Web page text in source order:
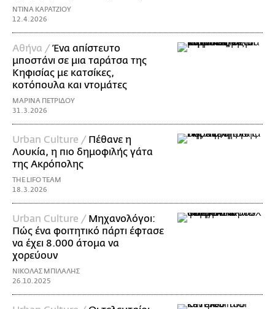
ΝΤΙΝΑ ΚΑΡΑΤΖΙΟΥ
12.4.2026
Αθήνα /Ένα απίστευτο
μποστάνι σε μια ταράτσα της
Κηφισίας με κατσίκες,
κοτόπουλα και ντομάτες
ΜΑΡΙΝΑ ΠΕΤΡΙΔΟΥ
31.3.2026
Urban Culture / Πέθανε η
Λουκία, η πιο δημοφιλής γάτα
της Ακρόπολης
THE LIFO TEAM
18.3.2026
Urban Culture / Μηχανολόγοι:
Πώς ένα φοιτητικό πάρτι έφτασε
να έχει 8.000 άτομα να
χορεύουν
ΝΙΚΟΛΑΣ ΜΠΙΛΑΛΗΣ
26.10.2025